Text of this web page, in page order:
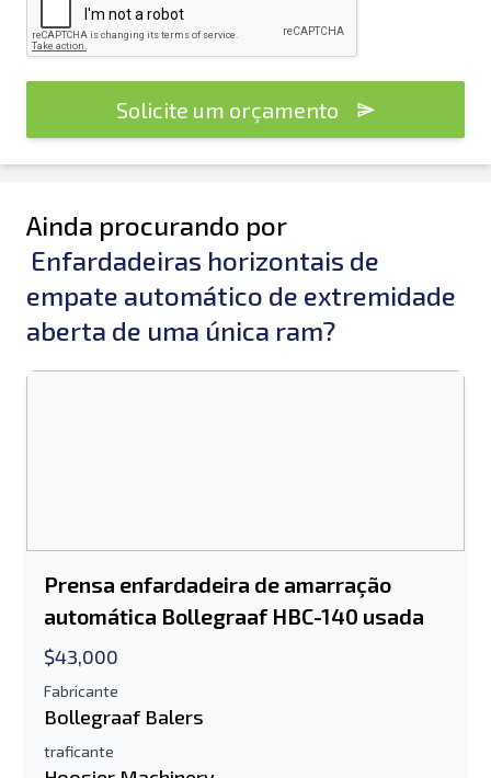
Solicite um orçamento
Ainda procurando por
Enfardadeiras horizontais de
empate automático de extremidade
aberta de uma única ram?
Prensa enfardadeira de amarração
automática Bollegraaf HBC-140 usada
$43,000
Fabricante
Bollegraaf Balers
traficante